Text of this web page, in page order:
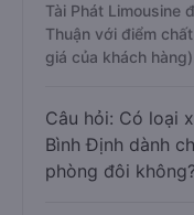
Trả lời: Những
Định chất lượng tốt,
Thuận với điểm
giá của khách hàng).